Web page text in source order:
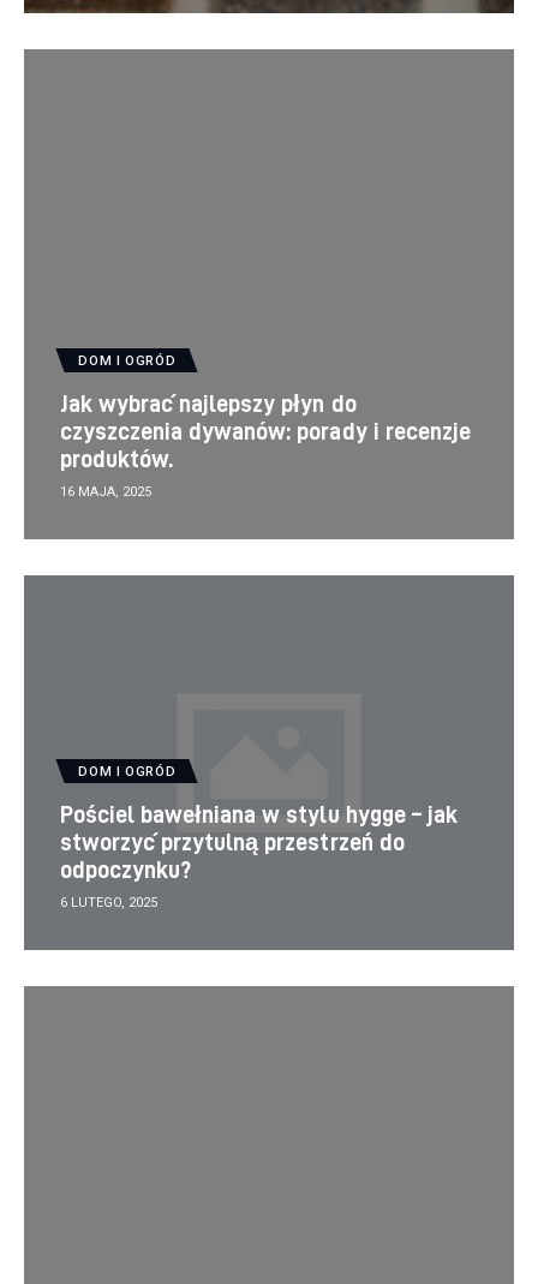
DOM I OGRÓD
Jak wybrać najlepszy płyn do
czyszczenia dywanów: porady i recenzje
produktów.
16 MAJA, 2025
DOM I OGRÓD
Pościel bawełniana w stylu hygge – jak
stworzyć przytulną przestrzeń do
odpoczynku?
6 LUTEGO, 2025